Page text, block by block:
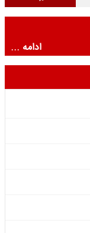
ادامه ...